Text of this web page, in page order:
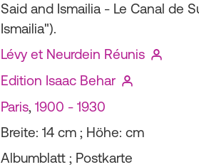
Said and Ismailia - Le Canal de
Ismailia").
Lévy et Neurdein Réunis
Edition Isaac Behar
Paris, 1900 - 1930
Breite: 14 cm ; Höhe: cm
Albumblatt ; Postkarte